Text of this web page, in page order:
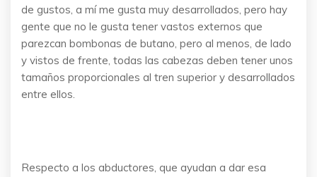
de gustos, a mí me gusta muy desarrollados, pero hay
gente que no le gusta tener vastos externos que
parezcan bombonas de butano, pero al menos, de lado
y vistos de frente, todas las cabezas deben tener unos
tamaños proporcionales al tren superior y desarrollados
entre ellos.
Respecto a los abductores, que ayudan a dar esa